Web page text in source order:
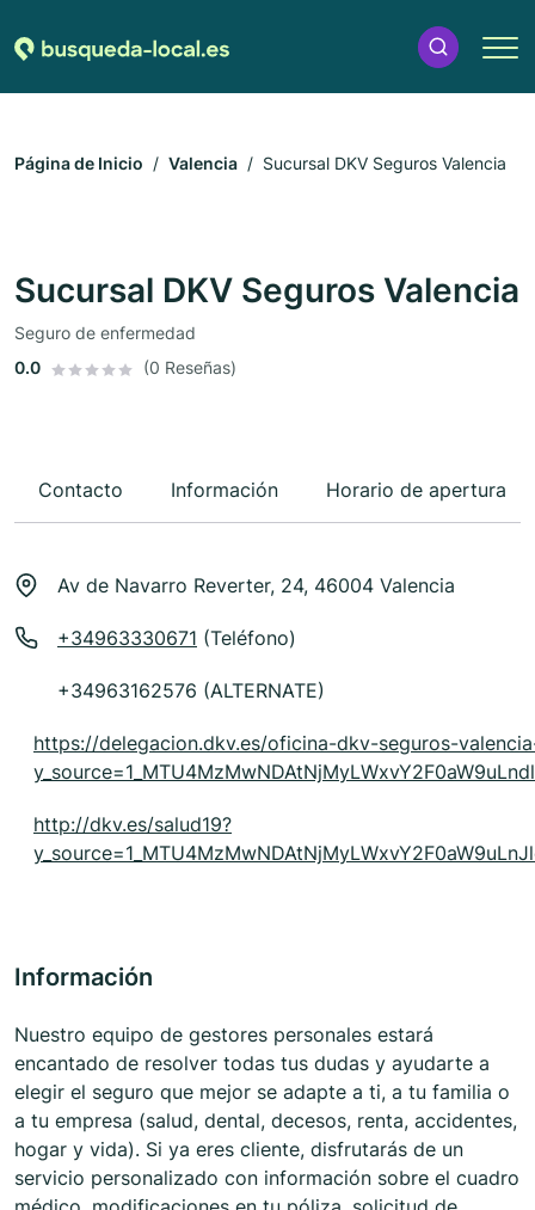
Página de Inicio Valencia Sucursal DKV Seguros Valencia
Sucursal DKV Seguros Valencia
Seguro de enfermedad
0.0
(0 Reseñas)
Contacto Información Horario de apertura
Av de Navarro Reverter, 24, 46004 Valencia
+34963330671 (Teléfono)
+34963162576 (ALTERNATE)
https://delegacion.dkv.es/oficina-dkv-seguros-
http://dkv.es/salud19?
Información
Nuestro equipo de gestores personales estará
encantado de resolver todas tus dudas y ayudarte a
elegir el seguro que mejor se adapte a ti, a tu familia o
a tu empresa (salud, dental, decesos, renta, accidentes,
hogar y vida). Si ya eres cliente, disfrutarás de un
servicio personalizado con información sobre el cuadro